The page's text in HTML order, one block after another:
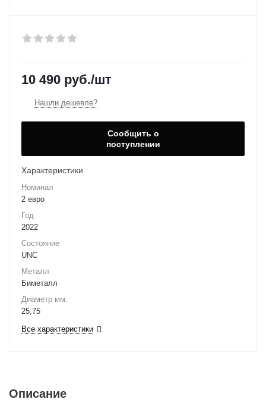
10 490 руб./шт
Нашли дешевле?
Сообщить о
поступлении
Характеристики
Номинал
2 евро
Год
2022
Состояние
UNC
Металл
Биметалл
Диаметр мм.
25,75
Все характеристики
Описание